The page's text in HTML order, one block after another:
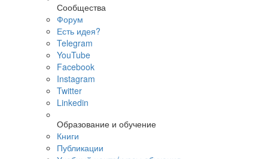
Сообщества
Форум
Есть идея?
Telegram
YouTube
Facebook
Instagram
Twitter
Linkedin
Образование и обучение
Книги
Публикации